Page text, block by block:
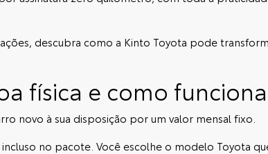
descubra como a Kinto Toyota pode
física e como
novo à sua disposição por um valor mensal fixo.
no pacote. Você escolhe o modelo Toyota